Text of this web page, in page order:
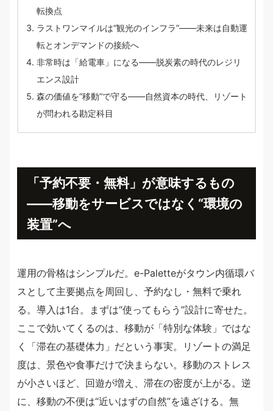
転換点
ラストワンマイルは“観光のインフラ”——未来は自動運
転とオンデマンドの接続へ
非常時は「給電車」になる——脱炭素の時代のレジリ
エンス設計
森の価値を“移動”で守る——自然資本の時代、リゾート
が問われる勘定科目
「予約不要・無料」が意味するもの
——移動をサービスではなく“環境の
装置”へ
運用の骨格はシンプルだ。e-Paletteがタウン内循環バ
スとして主要拠点を周回し、予約なし・無料で乗れ
る。導入は1台。まずは“使ってもらう”設計に寄せた。
ここで効いてくるのは、移動が「特別な体験」ではな
く「滞在の基礎体力」だという事実。リゾートの満足
度は、景色や食事だけで決まらない。移動のストレス
が小さいほど、回遊が増え、滞在の密度が上がる。逆
に、移動の不便は“近いはずの自然”を遠ざける。無